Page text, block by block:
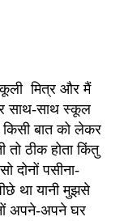
मित्र और मैं
साथ-साथ स्कूल
बात को लेकर
ठीक होता किंतु
दोनों पसीना-
था यानी मुझसे
अपने-अपने घर